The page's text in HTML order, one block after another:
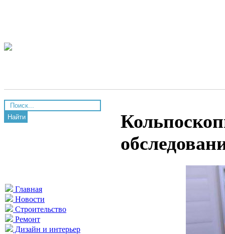
Найти
Главная
Новости
Строительство
Ремонт
Дизайн и интерьер